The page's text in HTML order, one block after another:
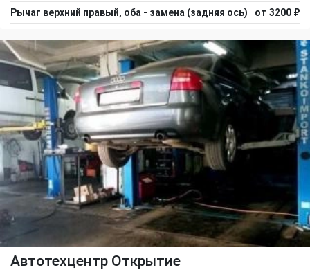
Рычаг верхний правый, оба - замена (задняя ось) от 3200 ₽
Автотехцентр Открытие